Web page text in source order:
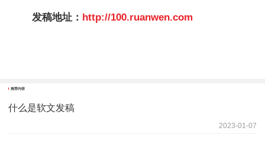
发稿地址： http://100.ruanwen.com
推荐内容
什么是软文发稿
2023-01-07